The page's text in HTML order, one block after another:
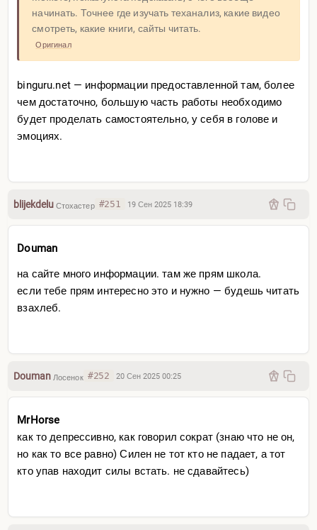
начинать. Точнее где изучать теханализ, какие видео
смотреть, какие книги, сайты читать.
Оригинал
binguru.net — информации предоставленной там, более
чем достаточно, большую часть работы необходимо
будет проделать самостоятельно, у себя в голове и
эмоциях.
blijekdeluСтохастер #251 19 Сен 2025 18:39
Douman
на сайте много информации. там же прям школа.
если тебе прям интересно это и нужно — будешь читать
взахлеб.
DoumanЛосенок #252 20 Сен 2025 00:25
MrHorse
как то депрессивно, как говорил сократ (знаю что не он,
но как то все равно) Силен не тот кто не падает, а тот
кто упав находит силы встать. не сдавайтесь)